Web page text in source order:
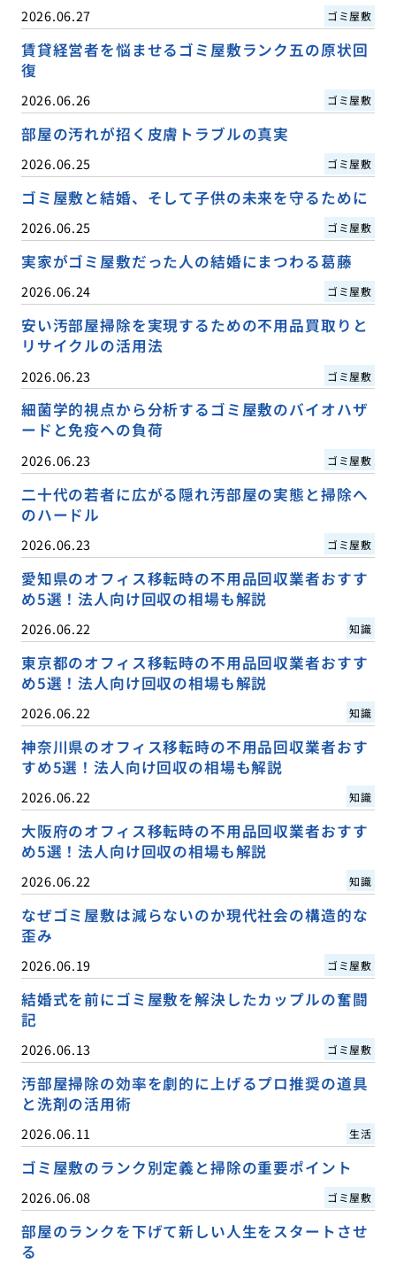
2026.06.27 ゴミ屋敷
賃貸経営者を悩ませるゴミ屋敷ランク五の原状回
復
2026.06.26 ゴミ屋敷
部屋の汚れが招く皮膚トラブルの真実
2026.06.25 ゴミ屋敷
ゴミ屋敷と結婚、そして子供の未来を守るために
2026.06.25 ゴミ屋敷
実家がゴミ屋敷だった人の結婚にまつわる葛藤
2026.06.24 ゴミ屋敷
安い汚部屋掃除を実現するための不用品買取りと
リサイクルの活用法
2026.06.23 ゴミ屋敷
細菌学的視点から分析するゴミ屋敷のバイオハザ
ードと免疫への負荷
2026.06.23 ゴミ屋敷
二十代の若者に広がる隠れ汚部屋の実態と掃除へ
のハードル
2026.06.23 ゴミ屋敷
愛知県のオフィス移転時の不用品回収業者おすす
め5選！法人向け回収の相場も解説
2026.06.22 知識
東京都のオフィス移転時の不用品回収業者おすす
め5選！法人向け回収の相場も解説
2026.06.22 知識
神奈川県のオフィス移転時の不用品回収業者おす
すめ5選！法人向け回収の相場も解説
2026.06.22 知識
大阪府のオフィス移転時の不用品回収業者おすす
め5選！法人向け回収の相場も解説
2026.06.22 知識
なぜゴミ屋敷は減らないのか現代社会の構造的な
歪み
2026.06.19 ゴミ屋敷
結婚式を前にゴミ屋敷を解決したカップルの奮闘
記
2026.06.13 ゴミ屋敷
汚部屋掃除の効率を劇的に上げるプロ推奨の道具
と洗剤の活用術
2026.06.11 生活
ゴミ屋敷のランク別定義と掃除の重要ポイント
2026.06.08 ゴミ屋敷
部屋のランクを下げて新しい人生をスタートさせ
る